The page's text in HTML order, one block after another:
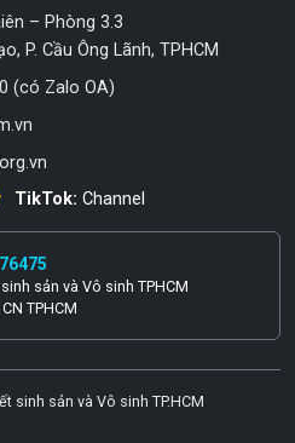
– Phòng 3.3
P. Cầu Ông Lãnh, TPHCM
(có Zalo OA)
TikTok: Channel
sản và Vô sinh TPHCM
TPHCM
sinh sản và Vô sinh TP.HCM